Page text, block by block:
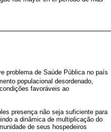
problema de Saúde Pública no país
populacional desordenado,
favoráveis ao
presença não seja suficiente para
a dinâmica de multiplicação do
de seus hospedeiros